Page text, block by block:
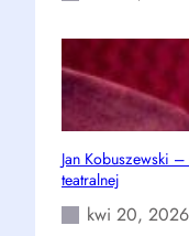
Jan Kobuszewski
teatralnej
kwi 20, 2026